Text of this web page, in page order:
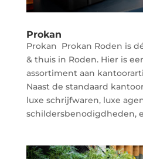
Prokan
Prokan Prokan Roden is
& thuis in Roden. Hier is
assortiment aan
Naast de standaard
luxe schrijfwaren, luxe
schildersbenodigdheden,